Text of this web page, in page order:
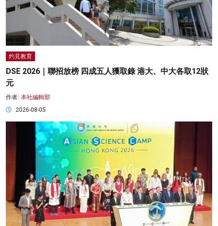
灼見教育
DSE 2026｜聯招放榜 四成五人獲取錄 港大、中大各取12狀
元
作者: 本社編輯部
2026-08-05